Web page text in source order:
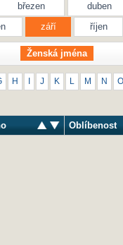
březen duben
září říjen
Ženská jména
H J K M N O
Oblíbenost